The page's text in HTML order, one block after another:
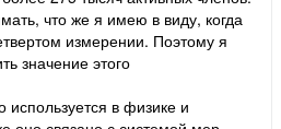
что же я имею в виду, когда
измерении. Поэтому я
значение этого
в физике и